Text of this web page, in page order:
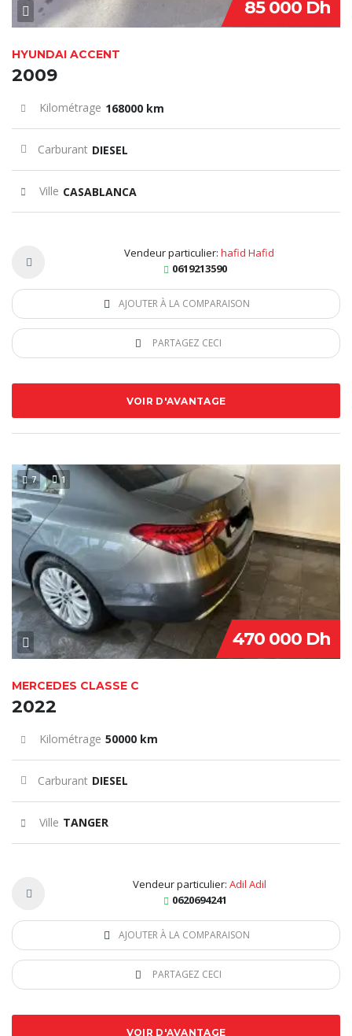
85 000 Dh
HYUNDAI ACCENT
2009
Kilométrage 168000 km
Carburant DIESEL
Ville CASABLANCA
Vendeur particulier: hafid Hafid
0619213590
AJOUTER À LA COMPARAISON
PARTAGEZ CECI
VOIR D'AVANTAGE
7 1
470 000 Dh
MERCEDES CLASSE C
2022
Kilométrage 50000 km
Carburant DIESEL
Ville TANGER
Vendeur particulier: Adil Adil
0620694241
AJOUTER À LA COMPARAISON
PARTAGEZ CECI
VOIR D'AVANTAGE